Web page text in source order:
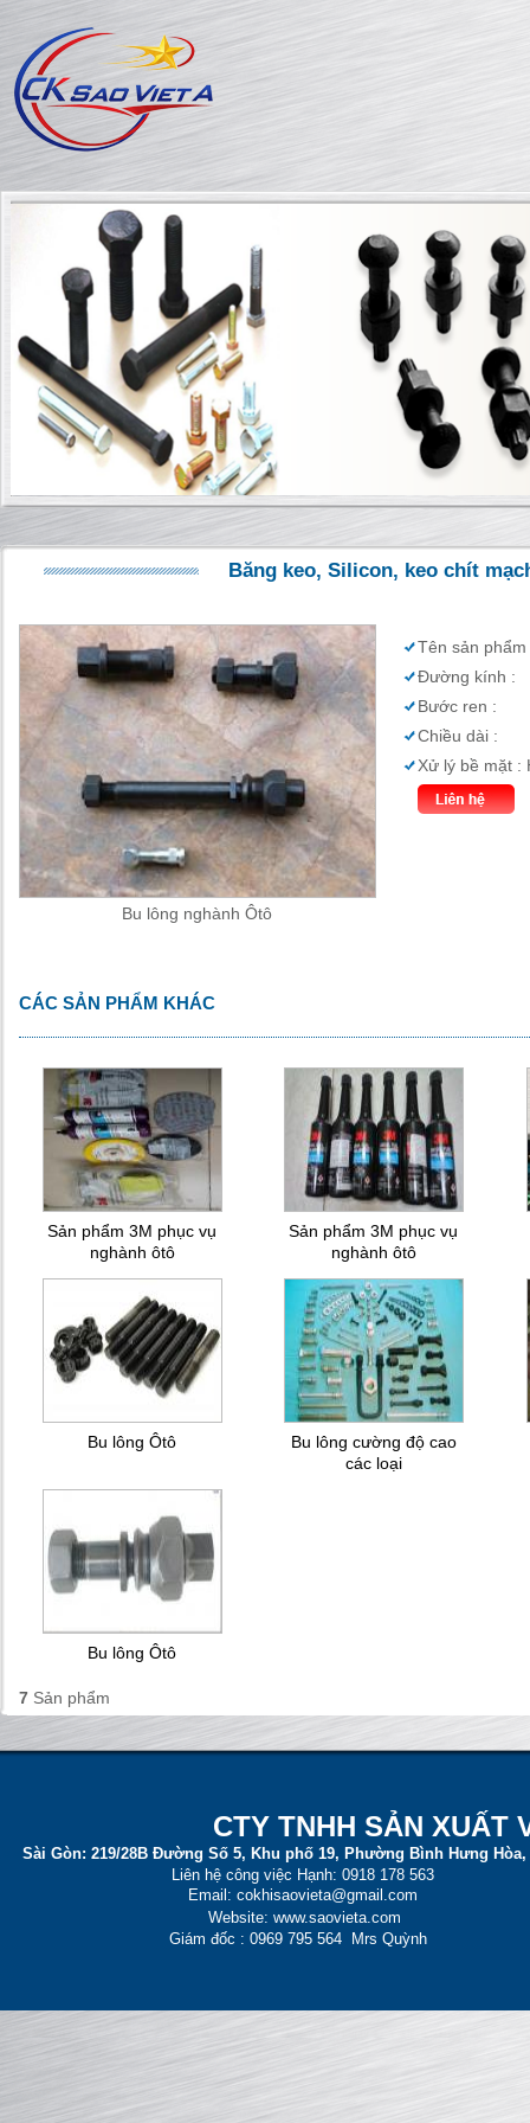
Băng keo, Silicon, keo chít
Bu lông nghành Ôtô
Tên sản
Đường kính :
Bước ren :
Chiều dài :
Xử lý bề mặt :
CÁC SẢN PHẨM KHÁC
Sản phẩm 3M phục vụ
nghành ôtô
Sản phẩm 3M phục vụ
nghành ôtô
Bu lông Ôtô
Bu lông cường độ cao
các loại
Bu lông Ôtô
7 Sản phẩm
CTY TNHH SẢN XUẤT
Sài Gòn: 219/28B Đường Số 5, Khu phố 19, Phường Bình Hưng Hòa,
Liên hệ công việc Hạnh: 0918 178 563
Email: cokhisaovieta@gmail.com
Website: www.saovieta.com
Giám đốc : 0969 795 564 Mrs Quỳnh